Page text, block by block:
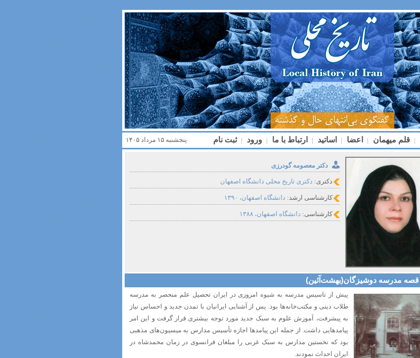
| قلم میهمان | اعضا | اساتید | ارتباط با ما | ورود | ثبت نام پنجشنبه ۱۵ مرداد ۱۴۰۵
دکتر معصومه گودرزی
دکتری: دکتری تاریخ محلی دانشگاه اصفهان
کارشناسی ارشد: دانشگاه اصفهان، ۱۳۹۰
کارشناسی: دانشگاه اصفهان، ۱۳۸۸
قصه مدرسه دوشیزگان(بهشت‌آئین)
پیش از تاسیس مدرسه به شیوه امروزی در ایران تحصیل علم منحصر به مدرسه
طلاب دینی و مکتب‌خانه‌ها بود. پس از آشنایی ایرانیان با تمدن جدید و احساس نیاز
به پیشرفت، آموزش علوم به سبک جدید مورد توجه بیشتری قرار گرفت و این امر
پیامدهایی داشت. از جمله این پیامدها اجازه تأسیس مدارس به میسیون‌های مذهبی
بود که نخستین مدارس به سبک غربی را مبلغان فرانسوی در زمان محمدشاه در
ایران احداث نمودند.